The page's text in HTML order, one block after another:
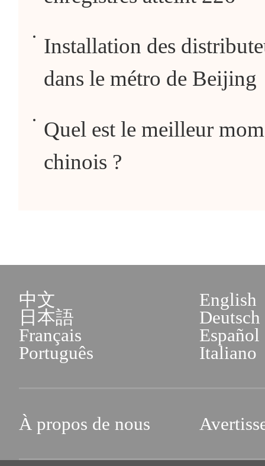
Installation des
dans le métro de Beijing
Quel est le meilleur
chinois ?
中文
English
日本語
Deutsch
Français
Español
Português
Italiano
À propos de nous